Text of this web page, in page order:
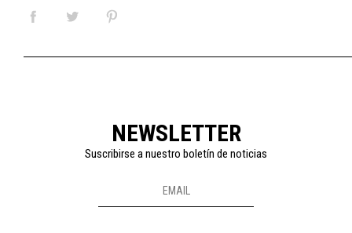
NEWSLETTER
Suscribirse a nuestro boletín de noticias